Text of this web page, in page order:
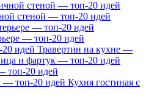
стеной — топ-20 идей
— топ-20 идей
Травертин на кухне —
топ-20 идей
Кухня гостиная с